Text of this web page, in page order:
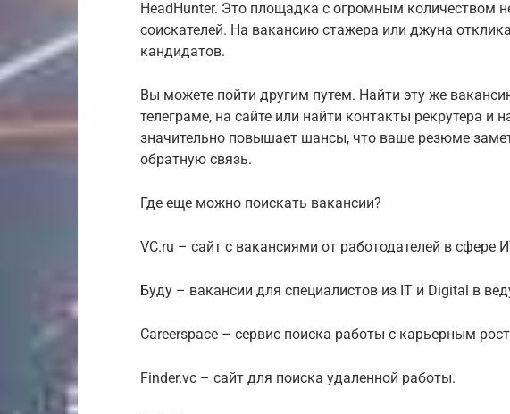
HeadHunter. Это площадка с огромным количеством
соискателей. На вакансию стажера или джуна
кандидатов.
Вы можете пойти другим путем. Найти эту же
телеграме, на сайте или найти контакты рекрутера и
значительно повышает шансы, что ваше резюме
обратную связь.
Где еще можно поискать вакансии?
VC.ru – сайт с вакансиями от работодателей в сфере
Буду – вакансии для специалистов из IT и Digital в
Careerspace – cервис поиска работы с карьерным
Finder.vc – сайт для поиска удаленной работы.